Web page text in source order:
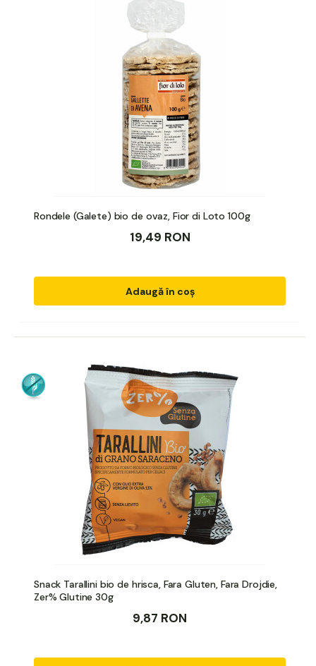
Rondele (Galete) bio de ovaz, Fior di Loto 100g
19,49 RON
Adaugă în coș
Snack Tarallini bio de hrisca, Fara Gluten, Fara Drojdie,
Zer% Glutine 30g
9,87 RON